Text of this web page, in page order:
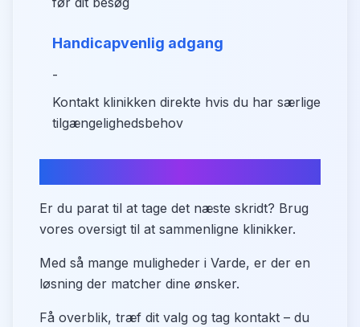
Handicapvenlig adgang
-
Kontakt klinikken direkte hvis du har særlige
tilgængelighedsbehov
Er du parat til at tage det næste skridt? Brug
vores oversigt til at sammenligne klinikker.
Med så mange muligheder i Varde, er der en
løsning der matcher dine ønsker.
Få overblik, træf dit valg og tag kontakt – du